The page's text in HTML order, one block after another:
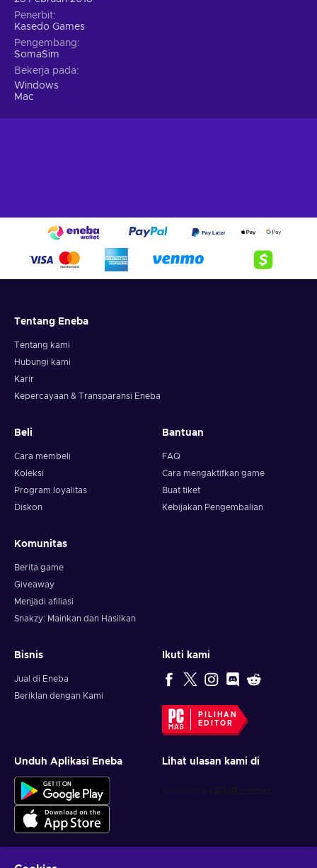
Penerbit
Kasedo Games
Pengembang
SomaSim
Bekerja pada
Windows
Mac
Tentang Eneba
Tentang kami
Hubungi kami
Karir
Kepercayaan & Transparansi Eneba
Beli
Cara membeli
Koleksi
Program loyalitas
Diskon
Bantuan
FAQ
Cara mengaktifkan game
Buat tiket
Kebijakan Pengembalian
Komunitas
Berita game
Giveaway
Menjadi afiliasi
Snakzy: Mainkan dan Hasilkan
Bisnis
Jual di Eneba
Beriklan dengan Kami
Ikuti kami
PILIHAN
EDITOR
Unduh Aplikasi Eneba Lihat ulasan kami di